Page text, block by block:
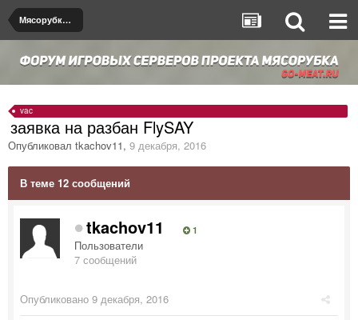
Мясорубка de_dust2
vac
заявка на разбан FlySAY
Опубликовал tkachov11, 9 декабря, 2016
В теме 12 сообщений
tkachov11 1
Пользователи
7 сообщений
Опубликовано 9 декабря, 2016